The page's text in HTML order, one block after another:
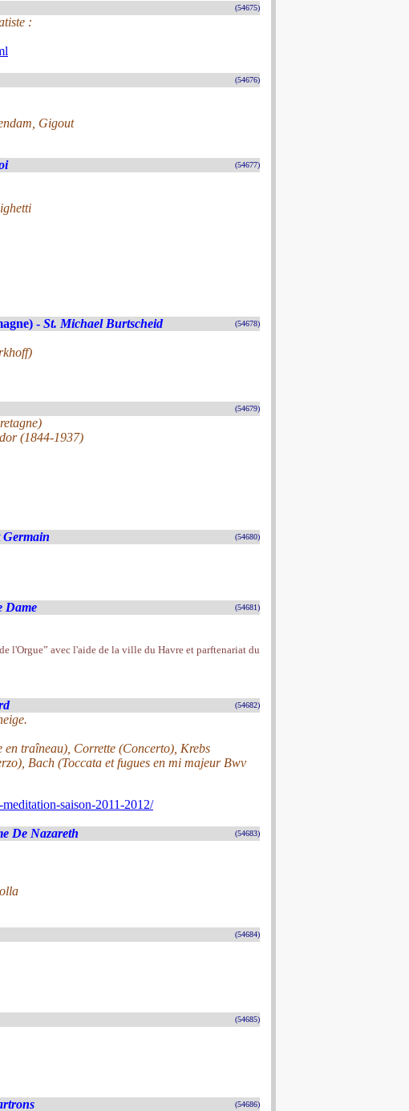
(54675)
:
(54676)
Gigout
(54677)
- St. Michael Burtscheid (54678)
(54679)
(1844-1937)
Germain (54680)
Dame (54681)
l'Orgue” avec l'aide de la ville du Havre et parftenariat du
(54682)
traîneau), Corrette (Concerto), Krebs
Bach (Toccata et fugues en mi majeur Bwv
saison-2011-2012/
De Nazareth (54683)
(54684)
(54685)
(54686)